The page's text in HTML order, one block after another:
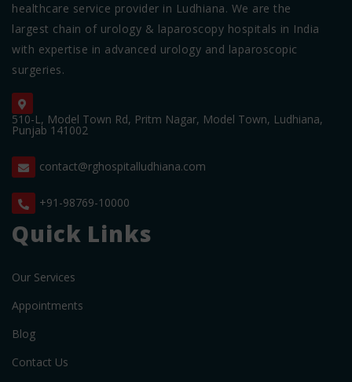
healthcare service provider in Ludhiana. We are the
largest chain of urology & laparoscopy hospitals in India
with expertise in advanced urology and laparoscopic
surgeries.
510-L, Model Town Rd, Pritm Nagar, Model Town, Ludhiana,
Punjab 141002
contact@rghospitalludhiana.com
+91-98769-10000
Quick Links
Our Services
Appointments
Blog
Contact Us